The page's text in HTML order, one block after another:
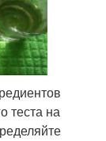
теста на